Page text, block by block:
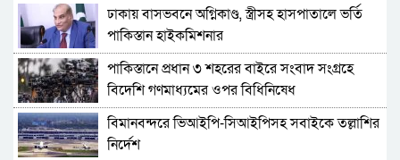
ভারত সীমান্তে ২৫০টি অত্যাধুনিক চীনা যুদ্ধযান
মোতায়েন করলো পাকিস্তান
শ্রীলঙ্কার কারাগারে আবার দাঙ্গা, পরিস্থিতিতে নিয়ন্ত্রণে
সেনা মোতায়েন
বাংলাদেশ থেকে আসা হিন্দু-বৌদ্ধ-খ্রিস্টানরা
অনুপ্রবেশকারী নন: শুভেন্দু
ঢাকায় বাসভবনে অগ্নিকাণ্ড, স্ত্রীসহ হাসপাতালে ভর্তি
পাকিস্তান হাইকমিশনার
পাকিস্তানে প্রধান ৩ শহরের বাইরে সংবাদ সংগ্রহে
বিদেশি গণমাধ্যমের ওপর বিধিনিষেধ
বিমানবন্দরে ভিআইপি-সিআইপিসহ সবাইকে তল্লাশির
নির্দেশ